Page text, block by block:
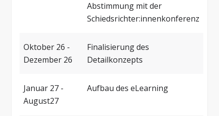
Abstimmung mit der
Schiedsrichter:innenkonferenz
Oktober 26 -
Dezember 26
Finalisierung des
Detailkonzepts
Januar 27 -
August27
Aufbau des eLearning